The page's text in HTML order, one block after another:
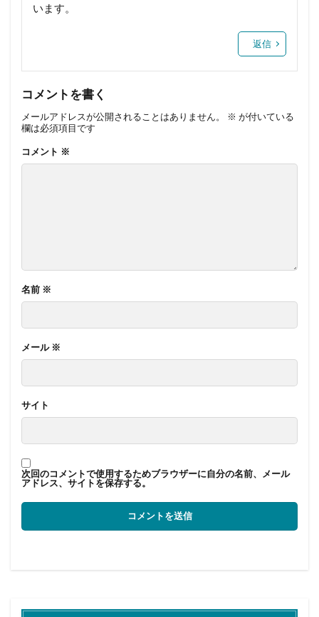
います。
返信
コメントを書く
メールアドレスが公開されることはありません。 ※ が付いている
欄は必須項目です
コメント ※
名前 ※
メール ※
サイト
次回のコメントで使用するためブラウザーに自分の名前、メール
アドレス、サイトを保存する。